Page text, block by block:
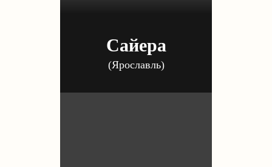
Сайера
(Ярославль)